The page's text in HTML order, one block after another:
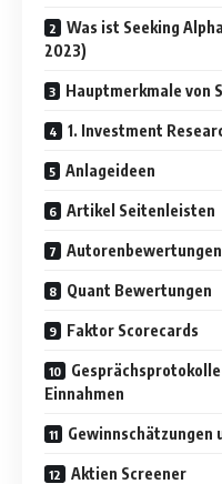
Was ist Seeking
2023)
Hauptmerkmale von
1. Investment
Anlageideen
Artikel Seitenleisten
Autorenbewertungen
Quant Bewertungen
Faktor Scorecards
Einnahmen
Gewinnschätzungen
Aktien Screener